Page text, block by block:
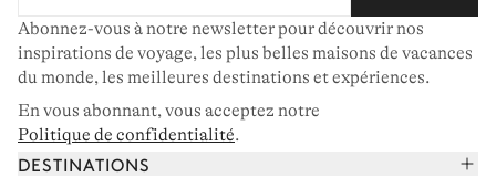
Abonnez-vous à notre newsletter pour découvrir nos
inspirations de voyage, les plus belles maisons de vacances
du monde, les meilleures destinations et expériences.
En vous abonnant, vous acceptez notre
Politique de confidentialité.
DESTINATIONS